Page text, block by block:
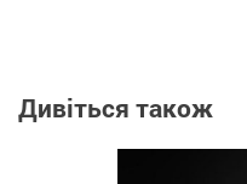
Дивіться також